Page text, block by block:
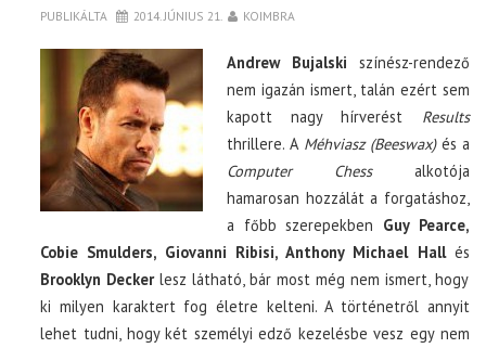
PUBLIKÁLTA 2014. JÚNIUS 21. KOIMBRA
Andrew Bujalski színész-rendező
nem igazán ismert, talán ezért sem
kapott nagy hírverést Results
thrillere. AMéhviasz (Beeswax)és a
Computer Chessalkotója
hamarosan hozzálát a forgatáshoz,
a főbb szerepekben Guy Pearce,
Cobie Smulders, Giovanni Ribisi, Anthony Michael Hallés
Brooklyn Deckerlesz látható, bár most még nem ismert, hogy
ki milyen karaktert fog életre kelteni. A történetről annyit
lehet tudni, hogy két személyi edző kezelésbe vesz egy nem